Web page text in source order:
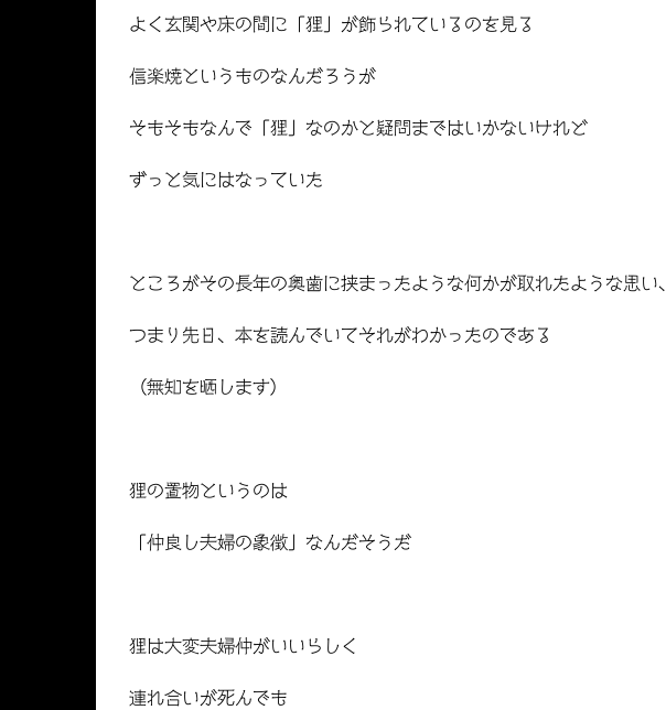
よく玄関や床の間に「狸」が飾られているのを見る
信楽焼というものなんだろうが
そもそもなんで「狸」なのかと疑問まではいかないけれど
ずっと気にはなっていた
ところがその長年の奥歯に挟まったような何かが取れたような思い、
つまり先日、本を読んでいてそれがわかったのである
（無知を晒します）
狸の置物というのは
「仲良し夫婦の象徴」なんだそうだ
狸は大変夫婦仲がいいらしく
連れ合いが死んでも